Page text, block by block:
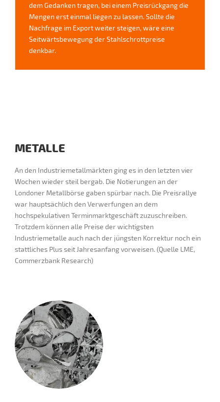
dem Gedanken tragen, bei einem Preisrückgang die
Mengen erst einmal liegen zu lassen. Sollte die
Nachfrage im Export weiter steigen, wäre eine
Seitwärtsbewegung der Stahlschrottpreise
denkbar.
METALLE
An den Industriemetallmärkten ging es in den letzten vier
Wochen wieder steil bergab. Die Notierungen an der
Londoner Metallbörse gaben spürbar nach. Die Preisrallye
war hauptsächlich den Verwerfungen an dem
hochspekulativen Terminmarktgeschäft zuzuschreiben.
Trotzdem können alle Preise der wichtigsten
Industriemetalle auch nach der jüngsten Korrektur noch ein
stattliches Plus seit Jahresanfang vorweisen. (Quelle LME,
Commerzbank Research)